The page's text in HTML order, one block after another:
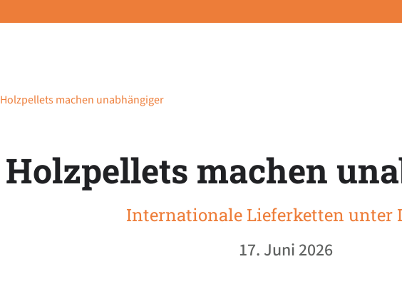
Holzpellets machen unabhängiger
Holzpellets machen
Internationale Lieferketten unter
17. Juni 2026